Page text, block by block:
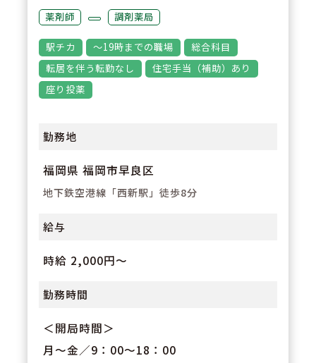
POINT3
福岡市を中心に薬局を80店舗展開
しており、従業員約600名となっ
ております。研修体制やフォロー
勤務ができる環境です。
薬剤師 調剤薬局
駅チカ ～19時までの職場
総合科目
転居を伴う転勤なし
住宅手当（補助）あり
座り投薬
勤務地
福岡県 福岡市早良区
地下鉄空港線「西新駅」徒歩8分
給与
時給 2,000円～
勤務時間
＜開局時間＞
月～金／9：00～18：00